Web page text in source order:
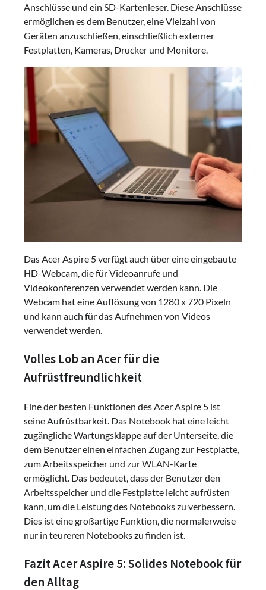
Anschlüsse und ein SD-Kartenleser. Diese Anschlüsse
ermöglichen es dem Benutzer, eine Vielzahl von
Geräten anzuschließen, einschließlich externer
Festplatten, Kameras, Drucker und Monitore.
Das Acer Aspire 5 verfügt auch über eine eingebaute
HD-Webcam, die für Videoanrufe und
Videokonferenzen verwendet werden kann. Die
Webcam hat eine Auflösung von 1280 x 720 Pixeln
und kann auch für das Aufnehmen von Videos
verwendet werden.
Volles Lob an Acer für die
Aufrüstfreundlichkeit
Eine der besten Funktionen des Acer Aspire 5 ist
seine Aufrüstbarkeit. Das Notebook hat eine leicht
zugängliche Wartungsklappe auf der Unterseite, die
dem Benutzer einen einfachen Zugang zur Festplatte,
zum Arbeitsspeicher und zur WLAN-Karte
ermöglicht. Das bedeutet, dass der Benutzer den
Arbeitsspeicher und die Festplatte leicht aufrüsten
kann, um die Leistung des Notebooks zu verbessern.
Dies ist eine großartige Funktion, die normalerweise
nur in teureren Notebooks zu finden ist.
Fazit Acer Aspire 5: Solides Notebook für
den Alltag